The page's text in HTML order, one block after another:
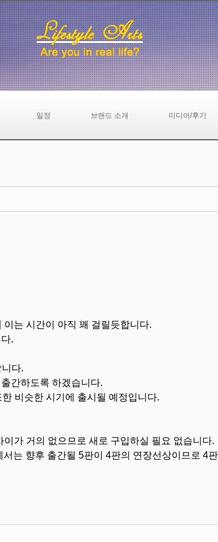
일정 브랜드 소개 미디어/후기
는 시간이 아직 꽤 걸릴듯합니다.
.
다.
간하도록 하겠습니다.
비슷한 시기에 출시될 예정입니다.
가 거의 없으므로 새로 구입하실 필요 없습니다.
는 향후 출간될 5판이 4판의 연장선상이므로 4